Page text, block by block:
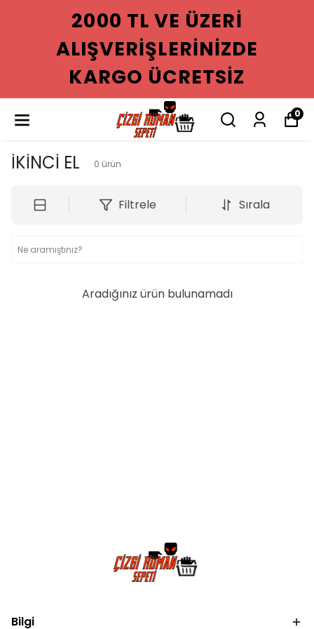
2000 TL VE ÜZERI
ALIŞVERIŞLERINIZDE
KARGO ÜCRETSIZ
0
İKİNCİ EL 0 ürün
Filtrele Sırala
Aradığınız ürün bulunamadı
Bilgi